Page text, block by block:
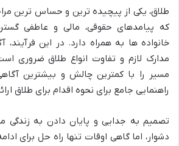
طلاق، یکی از پیچیده ترین و حساس ترین
که پیامدهای حقوقی، مالی و عاطفی
خانواده ها به همراه دارد. در این فرآیند،
مدارک لازم و تفاوت انواع طلاق ضروری است
مسیر را با کمترین چالش و بیشترین
راهنمایی جامع برای نحوه اقدام برای طلاق
تصمیم به جدایی و پایان دادن به
دشوار، اما گاهی اوقات تنها راه حل برای